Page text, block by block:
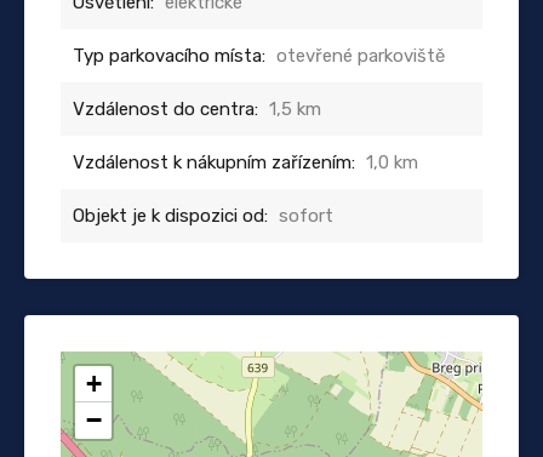
Typ parkovacího místa: otevřené parkoviště
Vzdálenost do centra: 1,5 km
Vzdálenost k nákupním zařízením: 1,0 km
Objekt je k dispozici od: sofort
+
−